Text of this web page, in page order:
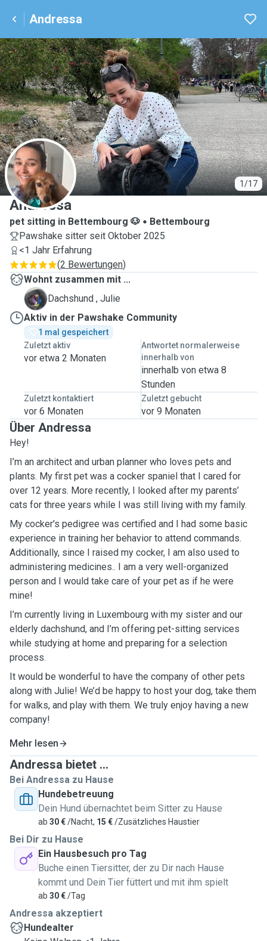
Andressa
1/17
A
Andressa
pet sitting in Bettembourg 🐶
Bettembourg
Pawshake sitter seit Oktober 2025
<1 Jahr Erfahrung
(2 Bewertungen)
Wohnt zusammen mit ...
J
Dachshund , Julie
Aktiv in der Pawshake Community
1 mal gespeichert
Zuletzt aktiv
vor etwa 2 Monaten
Antwortet normalerweise
innerhalb von
innerhalb von etwa 8
Stunden
Zuletzt kontaktiert
vor 6 Monaten
Zuletzt gebucht
vor 9 Monaten
Über Andressa
Hey!
I’m an architect and urban planner who loves pets and
plants. My first pet was a cocker spaniel that I cared for
over 12 years. More recently, I looked after my parents’
cats for three years while I was still living with my family.
My cocker's pedigree was certified and I had some basic
experience in training her behavior to attend commands.
Additionally, since I raised my cocker, I am also used to
administering medicines.. I am a very well-organized
person and I would take care of your pet as if he were
mine!
I’m currently living in Luxembourg with my sister and our
elderly dachshund, and I’m offering pet-sitting services
while studying at home and preparing for a selection
process.
It would be wonderful to have the company of other pets
along with Julie! We’d be happy to host your dog, take them
for walks, and play with them. We truly enjoy having a new
company!
Mehr lesen
Andressa bietet ...
Bei Andressa zu Hause
Hundebetreuung
Dein Hund übernachtet beim Sitter zu Hause
ab 30 €/Nacht, 15 €/Zusätzliches Haustier
Bei Dir zu Hause
Ein Hausbesuch pro Tag
Buche einen Tiersitter, der zu Dir nach Hause
kommt und Dein Tier füttert und mit ihm spielt
ab 30 €/Tag
Andressa akzeptiert
Hundealter